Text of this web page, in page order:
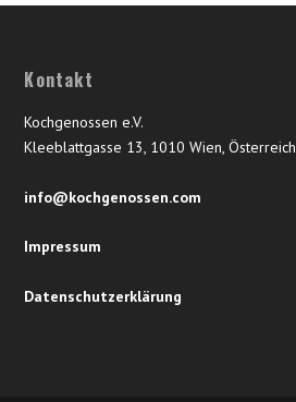
Kontakt
Kochgenossen e.V.
Kleeblattgasse 13, 1010 Wien, Österreich
info@kochgenossen.com
Impressum
Datenschutzerklärung